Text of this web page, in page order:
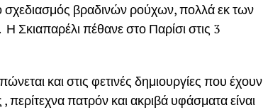
βραδινών ρούχων, πολλά εκ των
Σκιαπαρέλι πέθανε στο Παρίσι στις 3
και στις φετινές δημιουργίες που έχουν
περίτεχνα πατρόν και ακριβά υφάσματα είναι